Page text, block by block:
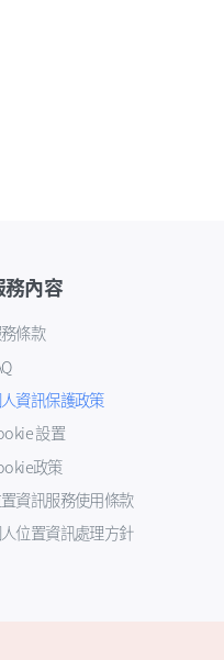
務內容
條款
資訊保護政策
設置
政策
資訊服務使用條款
位置資訊處理方針